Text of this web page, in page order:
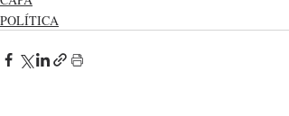
POLÍTICA